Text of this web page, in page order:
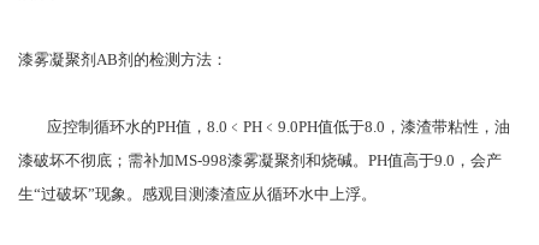
漆雾凝聚剂AB剂的检测方法：
应控制循环水的PH值，8.0﹤PH﹤9.0PH值低于8.0，漆渣带粘性，油
漆破坏不彻底；需补加MS-998漆雾凝聚剂和烧碱。PH值高于9.0，会产
生“过破坏”现象。感观目测漆渣应从循环水中上浮。